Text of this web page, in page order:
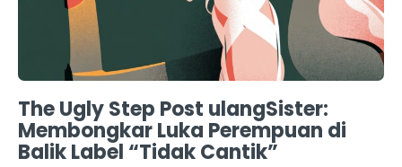
The Ugly Step Post ulangSister:
Membongkar Luka Perempuan di
Balik Label “Tidak Cantik”